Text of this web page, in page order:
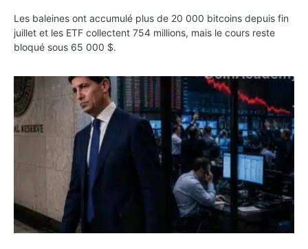
Les baleines ont accumulé plus de 20 000 bitcoins depuis fin
juillet et les ETF collectent 754 millions, mais le cours reste
bloqué sous 65 000 $.
Kevin Warsh maintient sa communication minimaliste